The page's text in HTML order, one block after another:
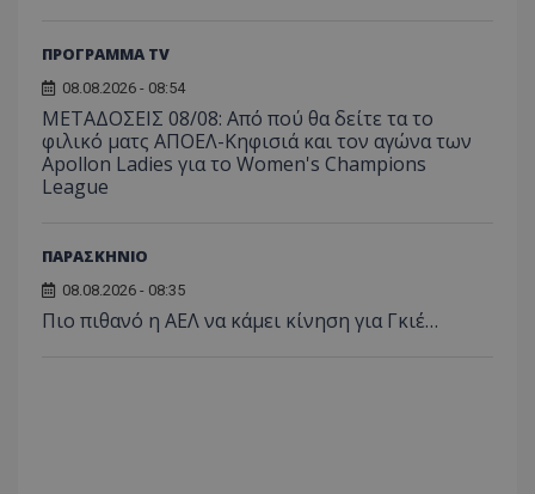
ΠΡΟΓΡΑΜΜΑ TV
08.08.2026 - 08:54
ΜΕΤΑΔΟΣΕΙΣ 08/08: Από πού θα δείτε τα το
φιλικό ματς ΑΠΟΕΛ-Κηφισιά και τον αγώνα των
Apollon Ladies για το Women's Champions
League
ΠΑΡΑΣΚΗΝΙΟ
08.08.2026 - 08:35
Πιο πιθανό η ΑΕΛ να κάμει κίνηση για Γκιέ…